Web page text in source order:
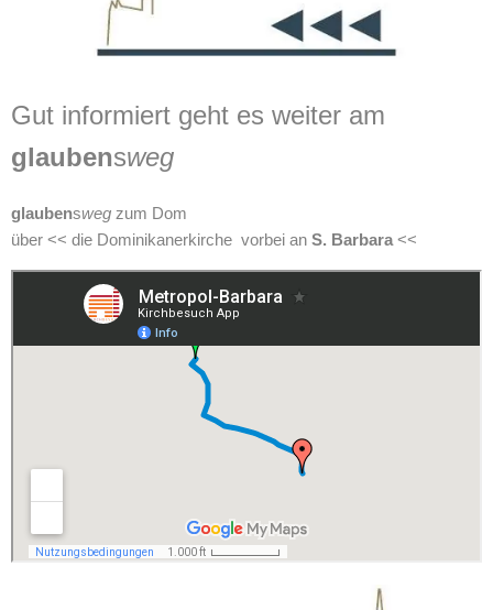
Gut informiert geht es weiter am
glaubensweg
glaubensweg zum Dom
über << die Dominikanerkirche vorbei an S. Barbara <<